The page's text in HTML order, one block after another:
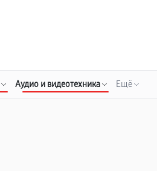
Аудио и видеотехника Ещё